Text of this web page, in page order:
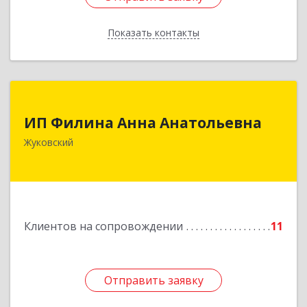
Показать контакты
Назад
ИП Филина Анна Анатольевна
Жуковский
Клиентов на сопровождении 11
Отправить заявку
Подробнее
Отправить заявку